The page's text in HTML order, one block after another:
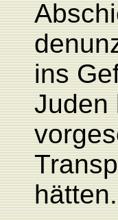
ins
Juden